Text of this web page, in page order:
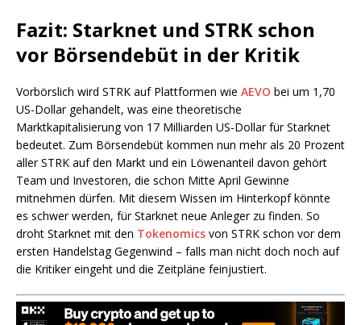
Fazit: Starknet und STRK schon
vor Börsendebüt in der Kritik
Vorbörslich wird STRK auf Plattformen wie AEVO bei um 1,70
US-Dollar gehandelt, was eine theoretische
Marktkapitalisierung von 17 Milliarden US-Dollar für Starknet
bedeutet. Zum Börsendebüt kommen nun mehr als 20 Prozent
aller STRK auf den Markt und ein Löwenanteil davon gehört
Team und Investoren, die schon Mitte April Gewinne
mitnehmen dürfen. Mit diesem Wissen im Hinterkopf könnte
es schwer werden, für Starknet neue Anleger zu finden. So
droht Starknet mit den Tokenomics von STRK schon vor dem
ersten Handelstag Gegenwind – falls man nicht doch noch auf
die Kritiker eingeht und die Zeitpläne feinjustiert.